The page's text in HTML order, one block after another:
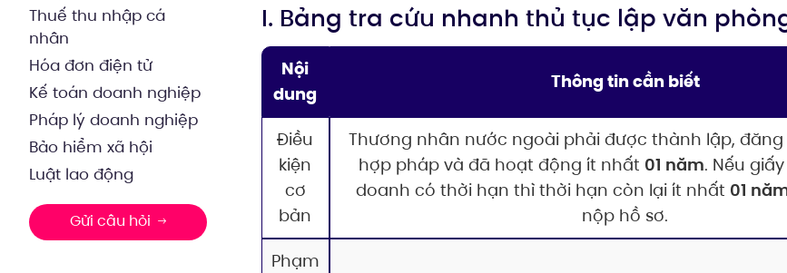
Thuế thu nhập cá
nhân
Hóa đơn điện tử
Kế toán doanh nghiệp
Pháp lý doanh nghiệp
Bảo hiểm xã hội
Luật lao động
Gửi câu hỏi
I. Bảng tra cứu nhanh thủ tục lập văn
Nội
dung
Thông tin cần biết
Điều
kiện
cơ
bản
Thương nhân nước ngoài phải được thành lập, đăng
hợp pháp và đã hoạt động ít nhất 01 năm. Nếu
doanh có thời hạn thì thời hạn còn lại ít nhất 01
nộp hồ sơ.
Phạm